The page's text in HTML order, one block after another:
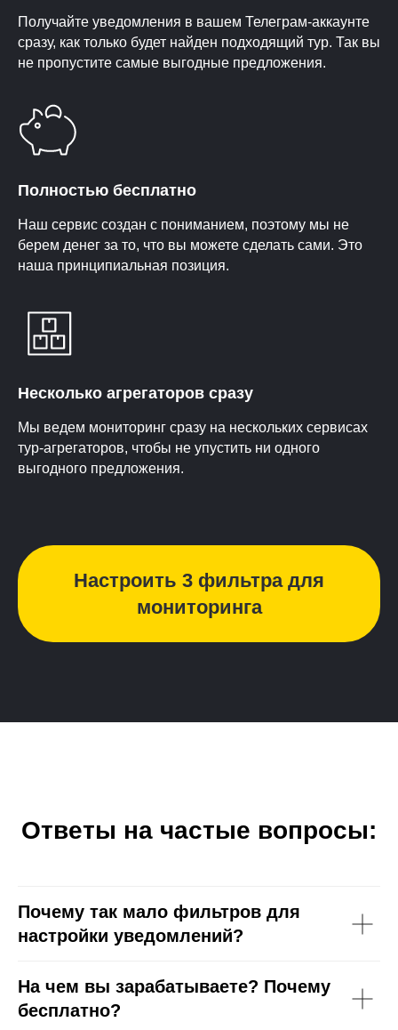
Получайте уведомления в вашем Телеграм-аккаунте
сразу, как только будет найден подходящий тур. Так вы
не пропустите самые выгодные предложения.
Полностью бесплатно
Наш сервис создан с пониманием, поэтому мы не
берем денег за то, что вы можете сделать сами. Это
наша принципиальная позиция.
Несколько агрегаторов сразу
Мы ведем мониторинг сразу на нескольких сервисах
тур-агрегаторов, чтобы не упустить ни одного
выгодного предложения.
Настроить 3 фильтра для
мониторинга
Ответы на частые вопросы:
Почему так мало фильтров для
настройки уведомлений?
На чем вы зарабатываете? Почему
бесплатно?